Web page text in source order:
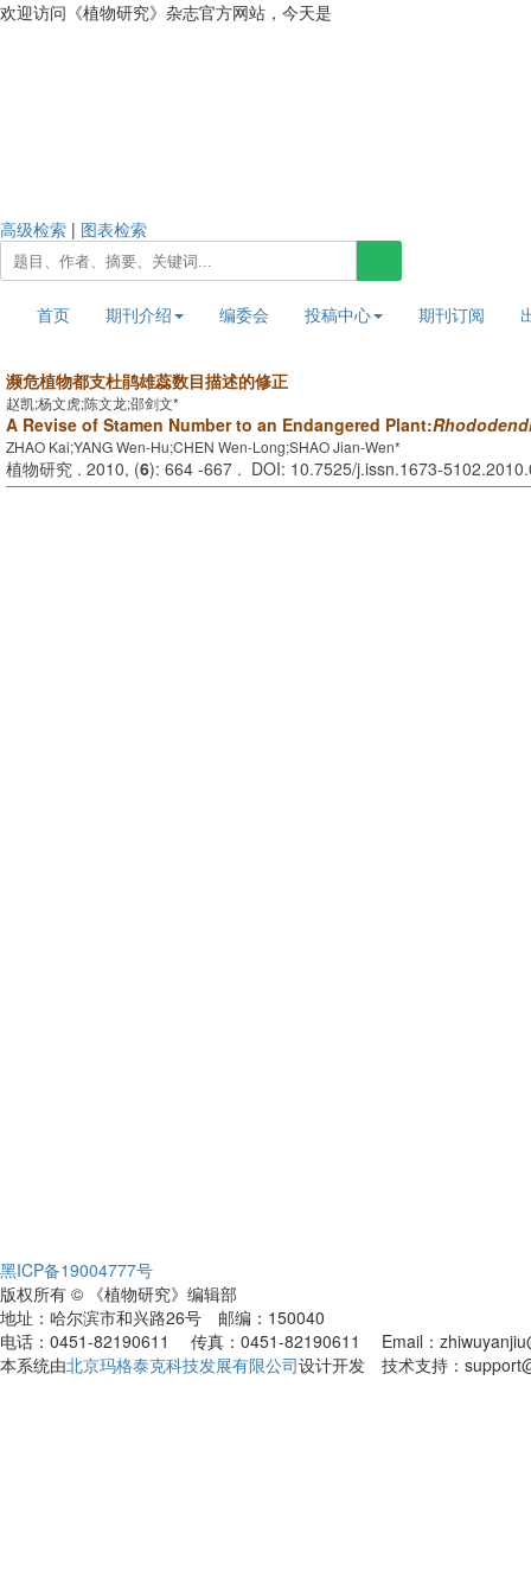
欢迎访问《植物研究》杂志官方网站，今天是
高级检索 | 图表检索
首页 期刊介绍 编委会 投稿中心 期刊订阅
濒危植物都支杜鹃雄蕊数目描述的修正
赵凯;杨文虎;陈文龙;邵剑文*
A Revise of Stamen Number to an Endangered Plant:
ZHAO Kai;YANG Wen-Hu;CHEN Wen-Long;SHAO Jian-Wen*
植物研究 . 2010, (6): 664 -667 . DOI: 10.7525/j.issn.1673-
黑ICP备19004777号
版权所有 © 《植物研究》编辑部
地址：哈尔滨市和兴路26号 邮编：150040
电话：0451-82190611 传真：0451-82190611 Email：
本系统由北京玛格泰克科技发展有限公司设计开发 技术支持：